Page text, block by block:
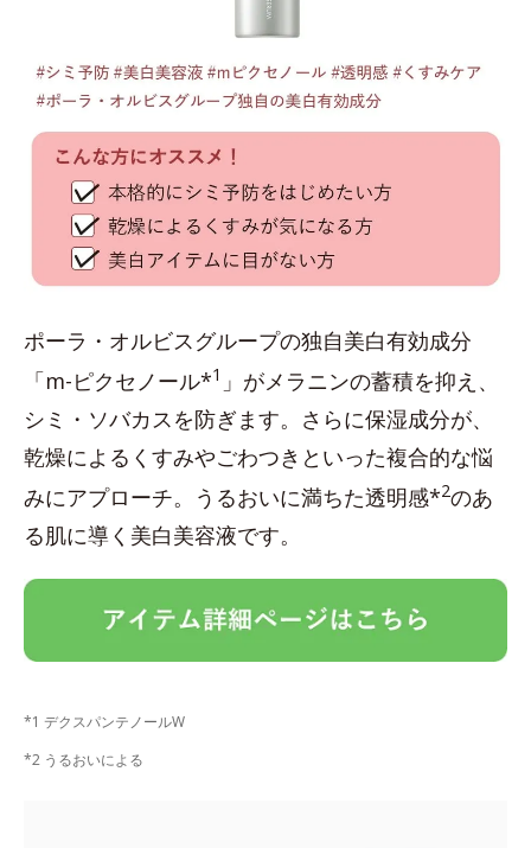
ポーラ・オルビスグループの独自美白有効成分
「m-ピクセノール*1 」がメラニンの蓄積を抑え、
シミ・ソバカスを防ぎます。さらに保湿成分が、
乾燥によるくすみやごわつきといった複合的な悩
みにアプローチ。うるおいに満ちた透明感*2のあ
る肌に導く美白美容液です。
*1 デクスパンテノールW
*2 うるおいによる